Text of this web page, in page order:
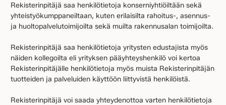
Rekisterinpitäjä saa henkilötietoja konserniyhtiöiltään sekä
yhteistyökumppaneiltaan, kuten erilaisilta rahoitus-, asennus-
ja huoltopalvelutoimijoilta sekä muilta rakennusalan toimijoilta.
Rekisterinpitäjä saa henkilötietoja yritysten edustajista myös
näiden kollegoilta eli yrityksen pääyhteyshenkilö voi kertoa
Rekisterinpitäjälle henkilötietoja myös muista Rekisterinpitäjän
tuotteiden ja palveluiden käyttöön liittyvistä henkilöistä.
Rekisterinpitäjä voi saada yhteydenottoa varten henkilötietoja